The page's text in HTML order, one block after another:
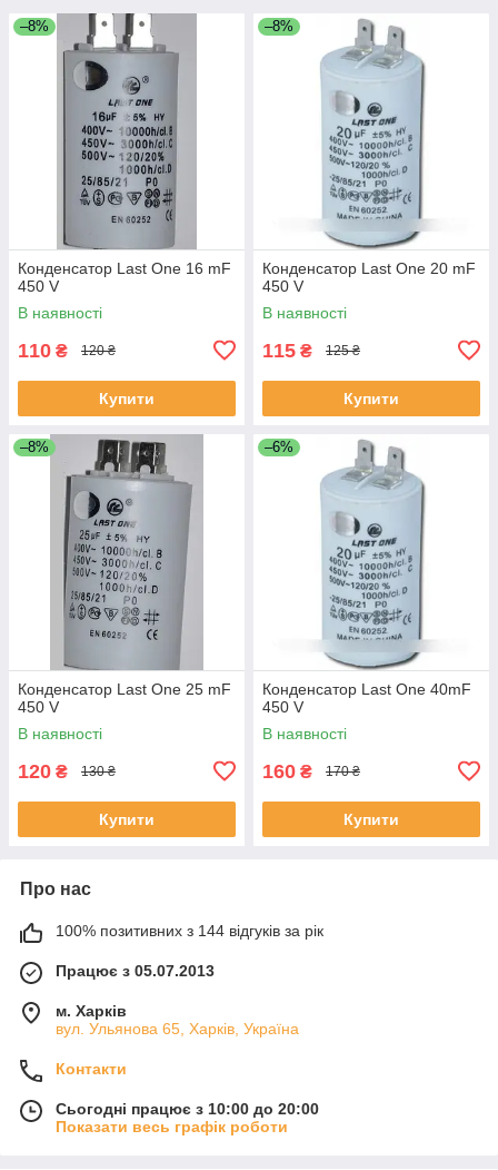
–8%
Конденсатор Last One 16 mF
450 V
В наявності
110 ₴ 120 ₴
Купити
–8%
Конденсатор Last One 20 mF
450 V
В наявності
115 ₴ 125 ₴
Купити
–8%
Конденсатор Last One 25 mF
450 V
В наявності
120 ₴ 130 ₴
Купити
–6%
Конденсатор Last One 40mF
450 V
В наявності
160 ₴ 170 ₴
Купити
Про нас
100% позитивних з 144 відгуків за рік
Працює з 05.07.2013
м. Харків
вул. Ульянова 65, Харків, Україна
Контакти
Сьогодні працює з 10:00 до 20:00
Показати весь графік роботи